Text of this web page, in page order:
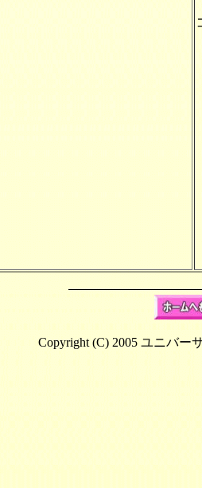
Copyright (C) 2005 ユニバ